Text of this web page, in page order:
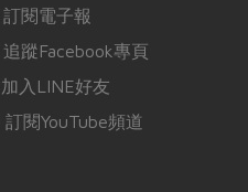
訂閱電子報
追蹤Facebook專頁
加入LINE好友
訂閱YouTube頻道